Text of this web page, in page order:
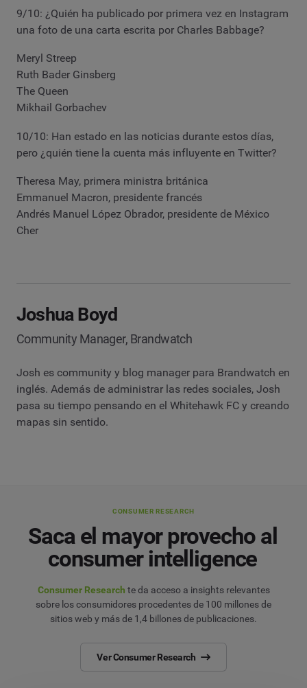
9/10: ¿Quién ha publicado por primera vez en Instagram
una foto de una carta escrita por Charles Babbage?
Meryl Streep
Ruth Bader Ginsberg
The Queen
Mikhail Gorbachev
10/10: Han estado en las noticias durante estos días,
pero ¿quién tiene la cuenta más influyente en Twitter?
Theresa May, primera ministra británica
Emmanuel Macron, presidente francés
Andrés Manuel López Obrador, presidente de México
Cher
Joshua Boyd
Community Manager, Brandwatch
Josh es community y blog manager para Brandwatch en
inglés. Además de administrar las redes sociales, Josh
pasa su tiempo pensando en el Whitehawk FC y creando
mapas sin sentido.
CONSUMER RESEARCH
Saca el mayor provecho al
consumer intelligence
Consumer Research te da acceso a insights relevantes
sobre los consumidores procedentes de 100 millones de
sitios web y más de 1,4 billones de publicaciones.
Ver Consumer Research